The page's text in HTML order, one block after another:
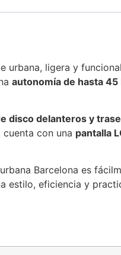
urbana, ligera y
autonomía de hasta 45
disco delanteros y
con una pantalla
Barcelona es
estilo, eficiencia y